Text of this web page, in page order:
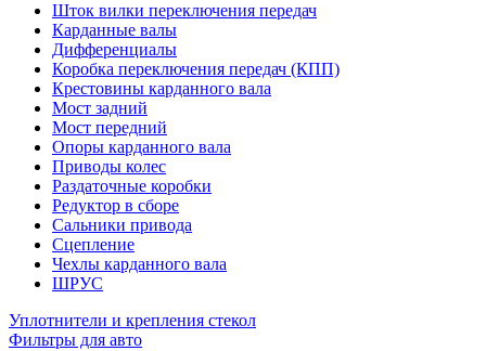
Шток вилки переключения передач
Карданные валы
Дифференциалы
Коробка переключения передач (КПП)
Крестовины карданного вала
Мост задний
Мост передний
Опоры карданного вала
Приводы колес
Раздаточные коробки
Редуктор в сборе
Сальники привода
Сцепление
Чехлы карданного вала
ШРУС
Уплотнители и крепления стекол
Фильтры для авто